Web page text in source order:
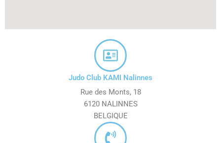
Judo Club KAMI Nalinnes
Rue des Monts, 18
6120 NALINNES
BELGIQUE